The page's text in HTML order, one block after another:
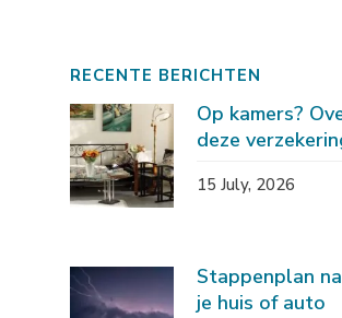
RECENTE BERICHTEN
Op kamers?
deze
15 July, 2026
Stappenplan
je huis of auto